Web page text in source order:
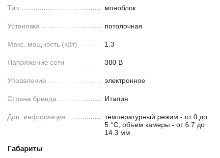
Тип моноблок
Установка потолочная
Макс. мощность (кВт) 1.3
Напряжение сети 380 В
Управление электронное
Страна бренда Италия
Доп. информация
температурный режим - от 0 до
5 °C; объем камеры - от 6.7 до
14.3 мм
Габариты